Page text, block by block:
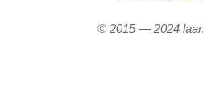
© 2015 — 2024